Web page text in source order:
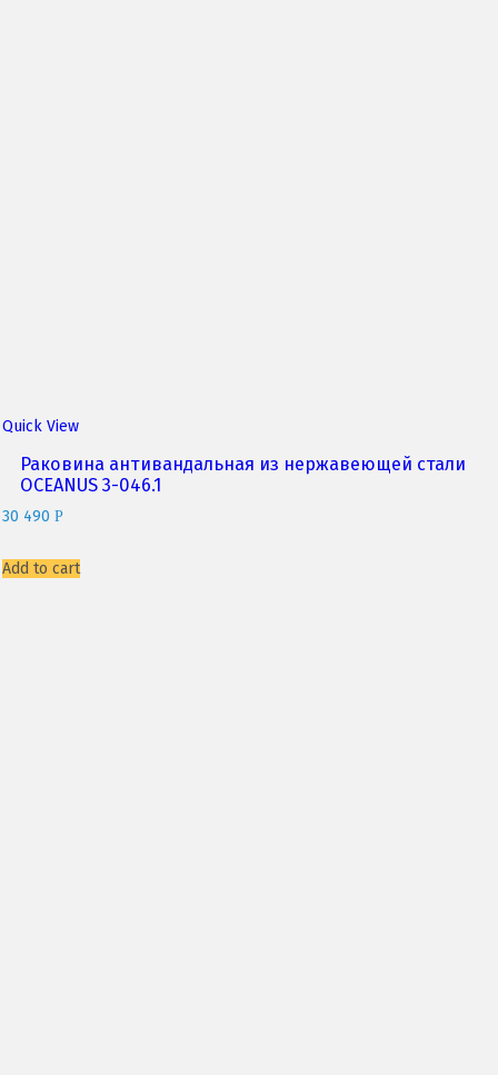
Quick View
Раковина антивандальная из нержавеющей стали
OCEANUS 3-046.1
30 490 P
Add to cart